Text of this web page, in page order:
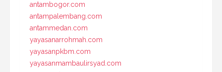
antambogor.com
antampalembang.com
antammedan.com
yayasanarrohmah.com
yayasanpkbm.com
yayasanmambaulirsyad.com